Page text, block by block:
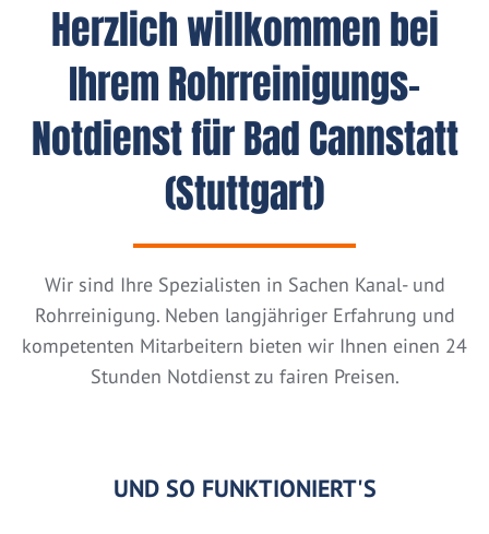
Herzlich willkommen bei
Ihrem Rohrreinigungs-
Notdienst für Bad Cannstatt
(Stuttgart)
Wir sind Ihre Spezialisten in Sachen Kanal- und
Rohrreinigung. Neben langjähriger Erfahrung und
kompetenten Mitarbeitern bieten wir Ihnen einen 24
Stunden Notdienst zu fairen Preisen.
UND SO FUNKTIONIERT'S